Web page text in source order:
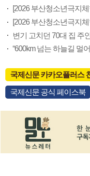
[2026 부산청소년극지
변기 고치던 70대 집 주
국제신문 카카오플러스
국제신문 공식 페이스북